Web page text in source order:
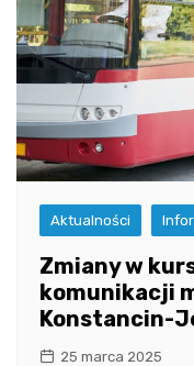
Aktualności
Zmiany w
komunikacji
Konstancin-
25 marca 2025